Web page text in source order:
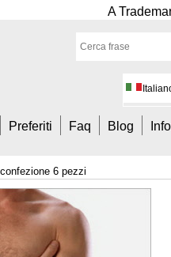
Preferiti Faq Blog
6 pezzi